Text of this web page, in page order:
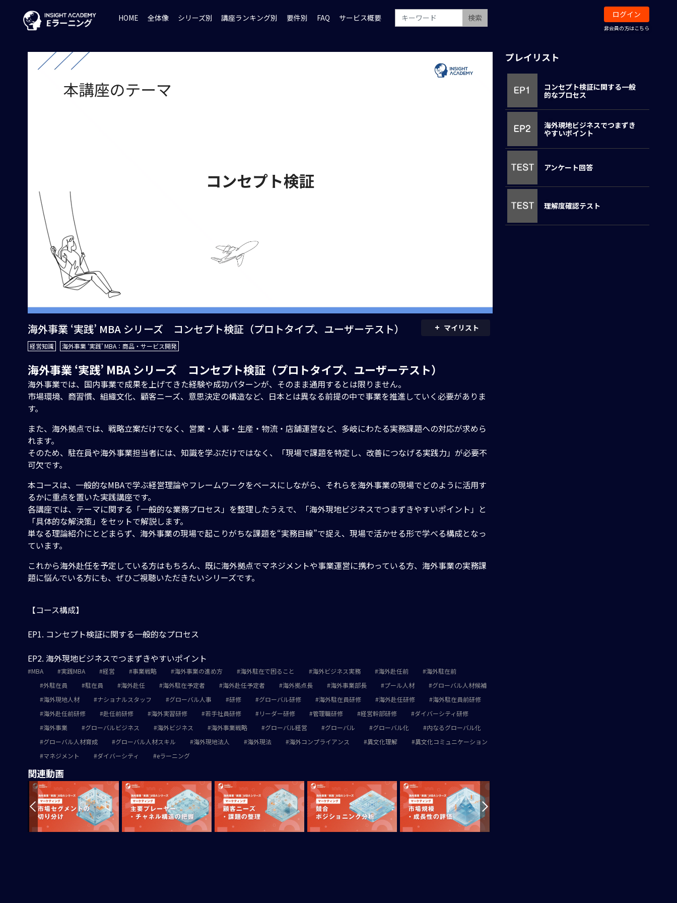
HOME 全体像 シリーズ別 講座ランキング別 要件別 FAQ サービス概要 検索 ログイン
非会員の方はこちら
+ マイリスト
海外事業 ‘実践’ MBA シリーズ コンセプト検証（プロトタイプ、ユーザーテスト）
経営知識 海外事業 ‘実践’ MBA：商品・サービス開発
海外事業 ‘実践’ MBA シリーズ コンセプト検証（プロトタイプ、ユーザーテスト）
海外事業では、国内事業で成果を上げてきた経験や成功パターンが、そのまま通用するとは限りません。
市場環境、商習慣、組織文化、顧客ニーズ、意思決定の構造など、日本とは異なる前提の中で事業を推進していく必要がありま
す。
また、海外拠点では、戦略立案だけでなく、営業・人事・生産・物流・店舗運営など、多岐にわたる実務課題への対応が求めら
れます。
そのため、駐在員や海外事業担当者には、知識を学ぶだけではなく、「現場で課題を特定し、改善につなげる実践力」が必要不
可欠です。
本コースは、一般的なMBAで学ぶ経営理論やフレームワークをベースにしながら、それらを海外事業の現場でどのように活用す
るかに重点を置いた実践講座です。
各講座では、テーマに関する「一般的な業務プロセス」を整理したうえで、「海外現地ビジネスでつまずきやすいポイント」と
「具体的な解決策」をセットで解説します。
単なる理論紹介にとどまらず、海外事業の現場で起こりがちな課題を“実務目線”で捉え、現場で活かせる形で学べる構成となっ
ています。
これから海外赴任を予定している方はもちろん、既に海外拠点でマネジメントや事業運営に携わっている方、海外事業の実務課
題に悩んでいる方にも、ぜひご視聴いただきたいシリーズです。
【コース構成】
EP1. コンセプト検証に関する一般的なプロセス
EP2. 海外現地ビジネスでつまずきやすいポイント
MBA 実践MBA 経営 事業戦略 海外事業の進め方 海外駐在で困ること 海外ビジネス実務 海外赴任前
海外駐在前
外駐在員
駐在員 海外赴任 海外駐在予定者 海外赴任予定者 海外拠点長 海外事業部長 プール人材
グローバル人材候補
海外現地人材
ナショナルスタッフ グローバル人事 研修 グローバル研修 海外駐在員研修 海外赴任研修
海外駐在員前研修
海外赴任前研修
赴任前研修 海外実習研修 若手社員研修 リーダー研修 管理職研修 経営幹部研修
ダイバーシティ研修
海外事業
グローバルビジネス 海外ビジネス 海外事業戦略 グローバル経営 グローバル グローバル化
内なるグローバル化
グローバル人材育成
グローバル人材スキル 海外現地法人 海外現法 海外コンプライアンス 異文化理解
異文化コミュニケーション
マネジメント
ダイバーシティ eラーニング
関連動画
プレイリスト
コンセプト検証に関する一般
的なプロセス
海外現地ビジネスでつまずき
やすいポイント
アンケート回答
理解度確認テスト